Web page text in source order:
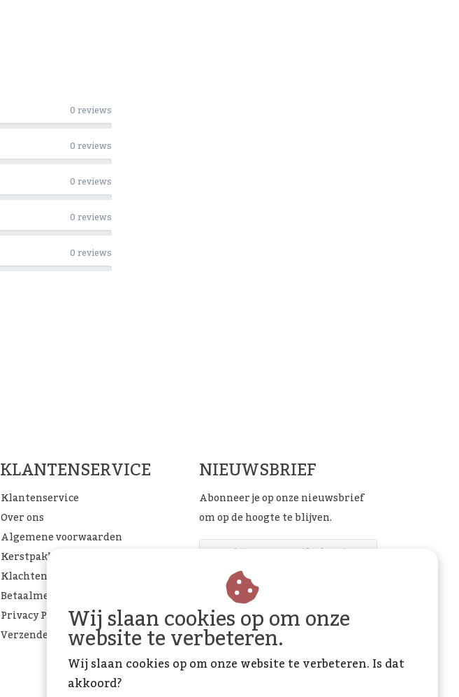
0 reviews
0 reviews
0 reviews
0 reviews
0 reviews
KLANTENSERVICE
Klantenservice
Over ons
Algemene voorwaarden
Kerstpakketten
Klachtenpagina
Betaalmethoden
Privacy Policy
Verzenden & retourneren
NIEUWSBRIEF
Abonneer je op onze nieuwsbrief
om op de hoogte te blijven.
ABONNEER
Wij slaan cookies op om onze
website te verbeteren.
Wij slaan cookies op om onze website te verbeteren. Is dat
akkoord?